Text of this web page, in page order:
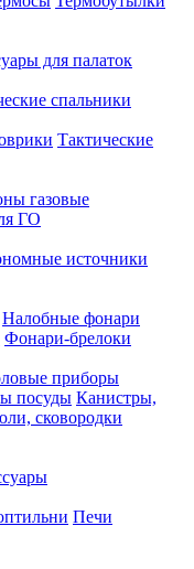
для палаток
спальники
Тактические
газовые
ГО
источники
Налобные фонари
Фонари-брелоки
приборы
посуды Канистры,
сковородки
Печи